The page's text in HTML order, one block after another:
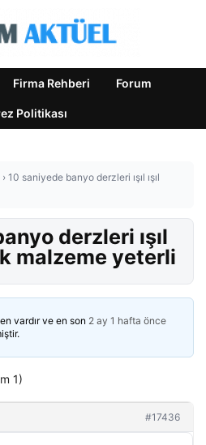
Firma Rehberi Forum
Politikası
› 10 saniyede banyo derzleri ışıl ışıl
derzleri ışıl
malzeme yeterli
vardır ve en son 2 ay 1 hafta önce
1)
#17436